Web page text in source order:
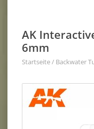
AK
6mm
Startseite/ Backwater